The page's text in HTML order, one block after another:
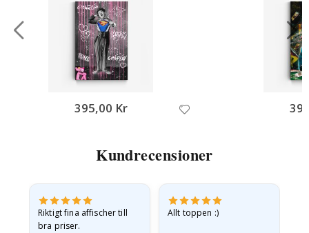
395,00 Kr
Kundrecensioner
Riktigt fina affischer till
bra priser.
Allt toppen :)